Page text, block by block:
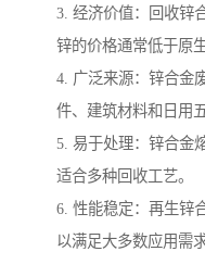
3. 经济价值：回收锌
锌的价格通常低于原生
4. 广泛来源：锌合金
件、建筑材料和日用
5. 易于处理：锌合金
适合多种回收工艺。
6. 性能稳定：再生锌
以满足大多数应用需求